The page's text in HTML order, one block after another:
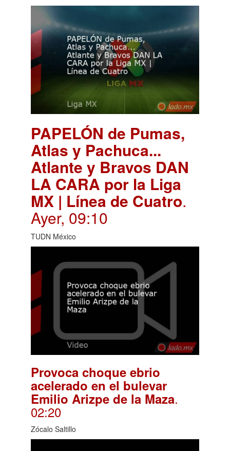
PAPELÓN de Pumas,
Atlas y Pachuca...
Atlante y Bravos DAN
LA CARA por la Liga
MX | Línea de Cuatro.
Ayer, 09:10
TUDN México
Provoca choque ebrio
acelerado en el bulevar
Emilio Arizpe de la Maza.
02:20
Zócalo Saltillo